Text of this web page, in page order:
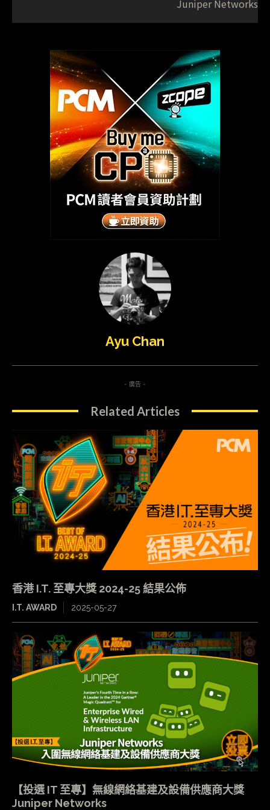
Juniper Networks
Ayu Chan
- 廣告 -
Related Articles
香港 I.T. 至專大獎 2024-25 結果公佈
I.T. AWARD 2025-05-27
【投選 IT 至專】無線網絡基建及設備供應商大獎
Juniper Networks